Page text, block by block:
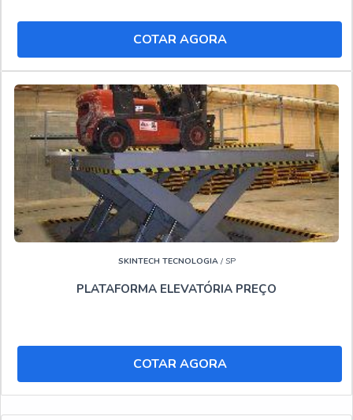
garante o sucesso de seus clientes de ponta a ponta.
Se este conteúdo te agradou, aproveite para ver mais
algumas páginas que agregarão mais informações
relevantes a sua necessidade. Veja abaixo:
Locação de plataforma elevatória tipo tesoura
Locação de pta
Locadora de plataforma elevatória
Locar plataformas aéreas
."
COTAR AGORA
SKINTECH TECNOLOGIA/ SP
PLATAFORMA ELEVATÓRIA PREÇO
COTAR AGORA